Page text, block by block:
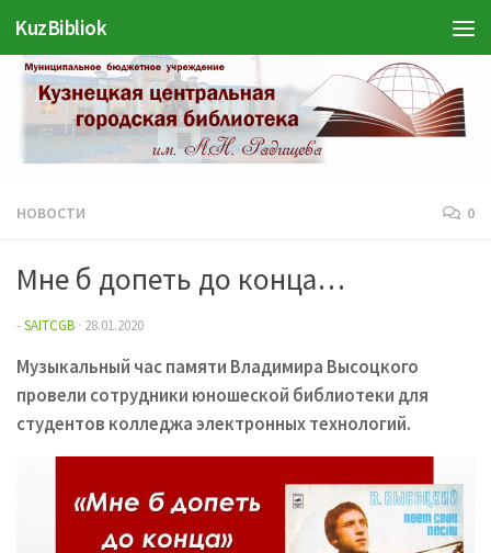
Перейти к содержимому
KuzBibliok
НОВОСТИ 0
Мне б допеть до конца…
-SAITCGB · 28.01.2020
Музыкальный час памяти Владимира Высоцкого
провели сотрудники юношеской библиотеки для
студентов колледжа электронных технологий.